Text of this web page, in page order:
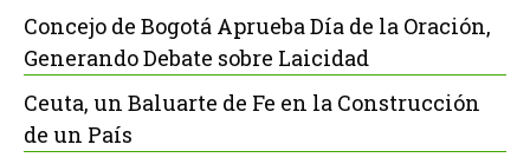
Concejo de Bogotá Aprueba Día de la Oración,
Generando Debate sobre Laicidad
Ceuta, un Baluarte de Fe en la Construcción
de un País